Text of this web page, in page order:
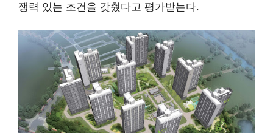
쟁력 있는 조건을 갖췄다고 평가받는다.